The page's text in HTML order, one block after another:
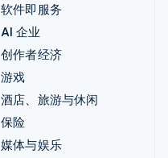
软件即服务
AI 企业
创作者经济
游戏
酒店、旅游与休闲
保险
媒体与娱乐